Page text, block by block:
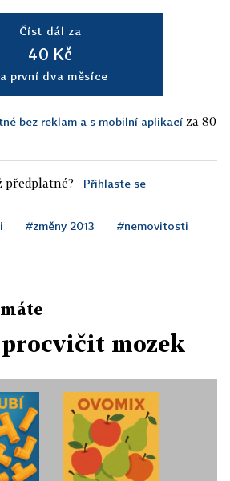
Číst dál za
40 Kč
první dva měsíce
bez reklam a s mobilní aplikací za 80
předplatné? Přihlaste se
#změny 2013 #nemovitosti
procvičit mozek